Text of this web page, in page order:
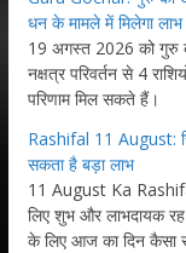
धन के मामले में मिलेगा लाभ
19 अगस्त 2026 को गुरु
नक्षत्र परिवर्तन से 4
परिणाम मिल सकते हैं।
Rashifal 11 August:
सकता है बड़ा लाभ
11 August Ka
लिए शुभ और लाभदायक
के लिए आज का दिन कैसा